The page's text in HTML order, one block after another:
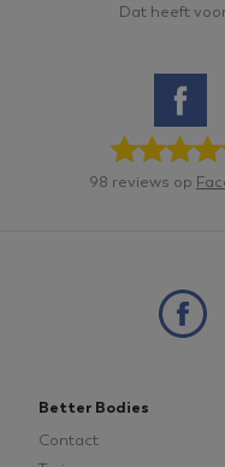
Dat heeft
98 reviews op
Better Bodies
Contact
CookieConsent
Privacy Policy